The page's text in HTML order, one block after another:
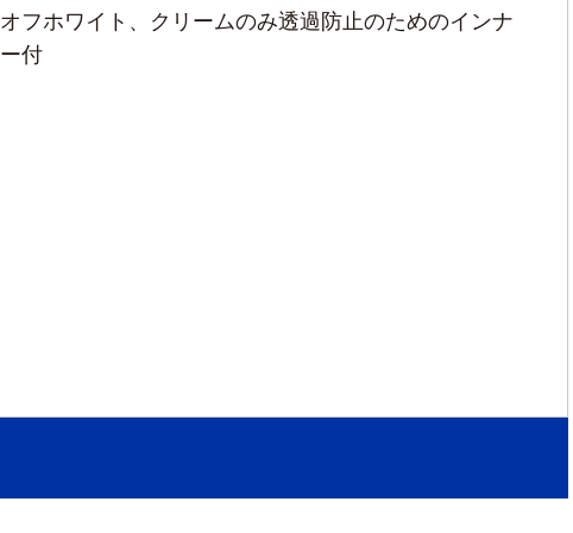
オフホワイト、クリームのみ透過防止のためのインナ
ー付